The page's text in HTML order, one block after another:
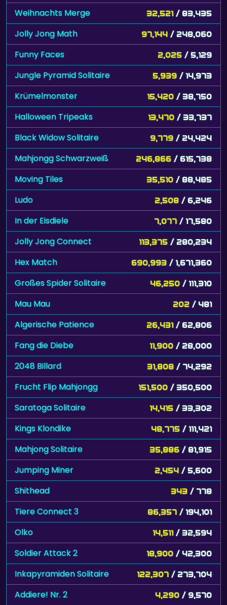
Weihnachts Merge 32,521 / 83,435
Jolly Jong Math 97,144 / 248,060
Funny Faces 2,025 / 5,129
Jungle Pyramid Solitaire 5,939 / 14,973
Krümelmonster 15,420 / 38,750
Halloween Tripeaks 13,470 / 33,737
Black Widow Solitaire 9,779 / 24,424
Mahjongg Schwarzweiß 246,866 / 615,738
Moving Tiles 35,510 / 88,485
Ludo 2,508 / 6,246
In der Eisdiele 7,077 / 17,580
Jolly Jong Connect 113,375 / 280,234
Hex Match 690,993 / 1,671,360
Großes Spider Solitaire 46,250 / 111,310
Mau Mau 202 / 481
Algerische Patience 26,431 / 62,806
Fang die Diebe 11,900 / 28,000
2048 Billard 31,808 / 74,292
Frucht Flip Mahjongg 151,500 / 350,500
Saratoga Solitaire 14,415 / 33,302
Kings Klondike 48,775 / 111,421
Mahjong Solitaire 35,886 / 81,915
Jumping Miner 2,454 / 5,600
Shithead 343 / 778
Tiere Connect 3 86,357 / 194,101
Olko 14,511 / 32,594
Soldier Attack 2 18,900 / 42,300
Inkapyramiden Solitaire 122,307 / 273,704
Addiere! Nr. 2 4,290 / 9,570